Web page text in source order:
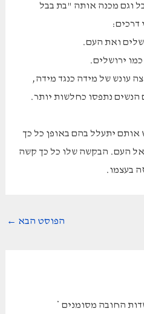
וגם מכנה אותה "בת בבל
דרכים:
ואת העם.
ירושלים.
עונש של מידה כנגד מידה,
נתפסו כחלשות יותר.
יתעלל בהם באופן כל כך
אל העם. הבקשה שלו כל כך קשה
בעצמו.
הפוסט הבא ←
החובה מסומנים *